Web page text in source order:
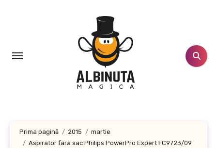
Prima pagină 2015
martie
Aspirator fara sac Philips PowerPro Expert FC9723/09